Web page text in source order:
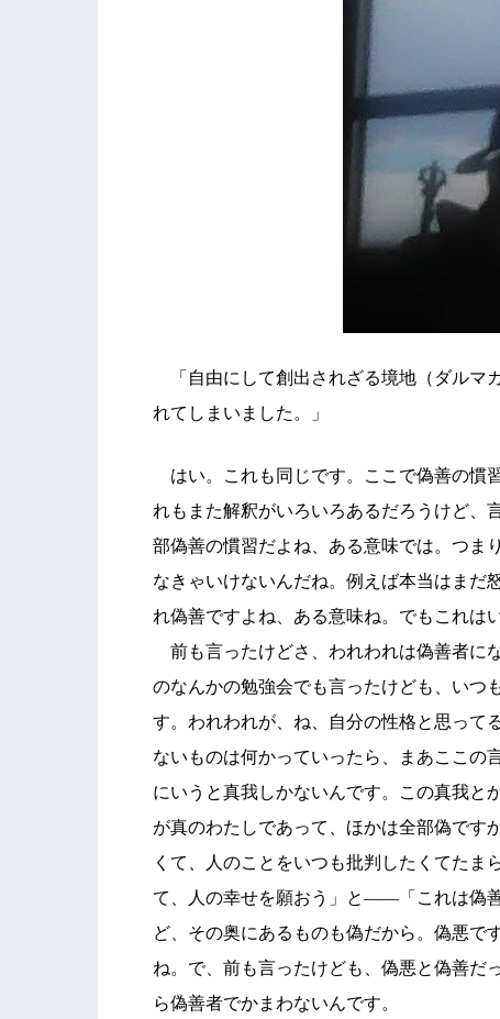
「自由にして創出されざる境地（ダルマ
れてしまいました。」
はい。これも同じです。ここで偽善の慣
れもまた解釈がいろいろあるだろうけど、
部偽善の慣習だよね、ある意味では。つま
なきゃいけないんだね。例えば本当はまだ
れ偽善ですよね、ある意味ね。でもこれは
前も言ったけどさ、われわれは偽善者に
のなんかの勉強会でも言ったけども、いつ
す。われわれが、ね、自分の性格と思って
ないものは何かっていったら、まあここの
にいうと真我しかないんです。この真我と
が真のわたしであって、ほかは全部偽です
くて、人のことをいつも批判したくてたま
て、人の幸せを願おう」と――「これは偽
ど、その奥にあるものも偽だから。偽悪で
ね。で、前も言ったけども、偽悪と偽善
ら偽善者でかまわないんです。